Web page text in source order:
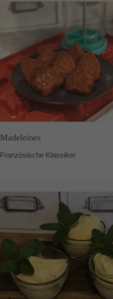
Madeleines
Französische Klassiker